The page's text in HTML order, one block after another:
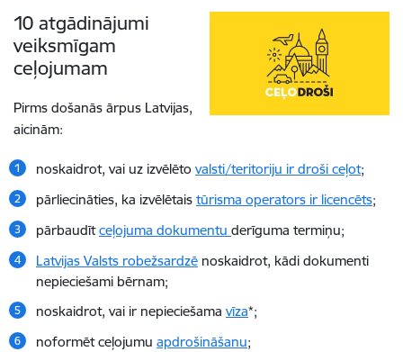
10 atgādinājumi
veiksmīgam
ceļojumam
Pirms došanās ārpus Latvijas,
aicinām:
noskaidrot, vai uz izvēlēto valsti/teritoriju ir droši ceļot;
pārliecināties, ka izvēlētais tūrisma operators ir licencēts;
pārbaudītceļojuma dokumentu derīguma termiņu;
Latvijas Valsts robežsardzē noskaidrot, kādi dokumenti
nepieciešami bērnam;
noskaidrot, vai ir nepieciešama vīza*;
noformēt ceļojumu apdrošināšanu;